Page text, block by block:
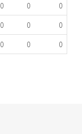
0 0
0
0 0
0
0 0 0